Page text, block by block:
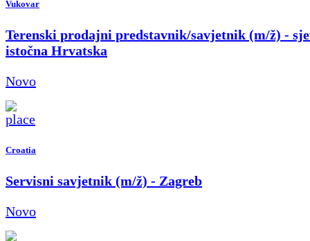
Vukovar
Terenski prodajni predstavnik/savjetnik (m/ž) -
istočna Hrvatska
Novo
Croatia
Servisni savjetnik (m/ž) - Zagreb
Novo